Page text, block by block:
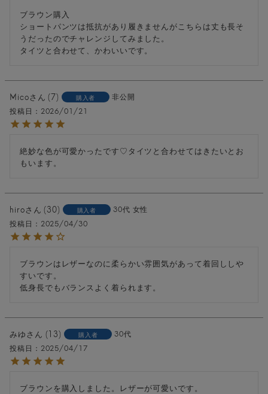
ブラウン購入
ショートパンツは抵抗があり履きませんがこちらは丈も長そ
うだったのでチャレンジしてみました。
タイツと合わせて、かわいいです。
Mico 7 購入者
非公開
投稿日
2026/01/21
絶妙な色が可愛かったです♡タイツと合わせてはきたいとお
もいます。
hiro 30 購入者 30代 女性
投稿日
2025/04/30
ブラウンはレザーなのに柔らかい雰囲気があって着回ししや
すいです。
低身長でもバランスよく着られます。
みゆ 13 購入者
30代
投稿日
2025/04/17
ブラウンを購入しました。レザーが可愛いです。